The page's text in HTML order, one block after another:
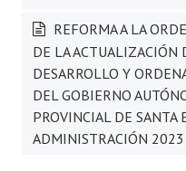
REFORMA A LA
DE LA ACTUALIZACIÓN
DESARROLLO Y
DEL GOBIERNO
PROVINCIAL DE SANTA
ADMINISTRACIÓN